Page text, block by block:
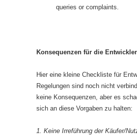
queries or complaints.
Konsequenzen für die Entwickler
Hier eine kleine Checkliste für
Regelungen sind noch nicht
keine Konsequenzen, aber es
sich an diese Vorgaben zu halten:
1. Keine Irreführung der Käufer/